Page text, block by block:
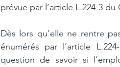
prévue par l’article L.224-3
Dès lors qu’elle ne rentre
énumérés par l’article
question de savoir si